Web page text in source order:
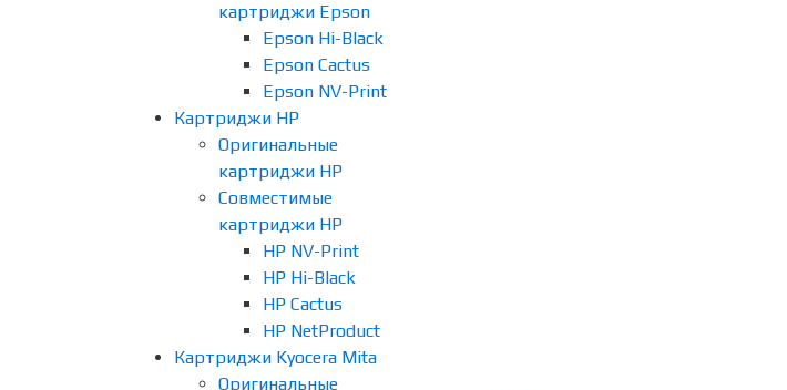
картриджи Epson
Epson Hi-Black
Epson Cactus
Epson NV-Print
Картриджи HP
Оригинальные
картриджи HP
Совместимые
картриджи HP
HP NV-Print
HP Hi-Black
HP Cactus
HP NetProduct
Картриджи Kyocera Mita
Оригинальные